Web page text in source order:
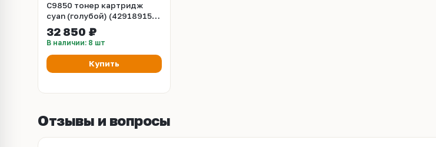
C9850 тонер картридж
cyan (голубой) (42918915,
42918963) Ресурс 15000
стр.
32 850 ₽
В наличии: 8 шт
Купить
Отзывы и вопросы